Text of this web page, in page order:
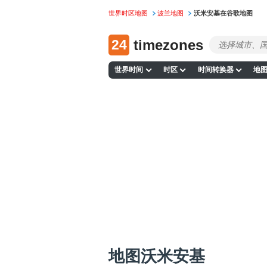
世界时区地图 波兰地图 沃米安基在谷歌地图
24 timezones
世界时间 时区 时间转换器 地图
地图沃米安基